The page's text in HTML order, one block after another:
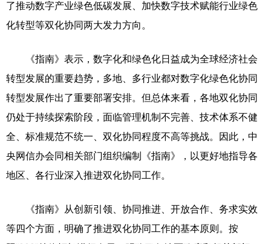
了推动数字产业绿色低碳发展、加快数字技术赋能行业绿色
化转型等双化协同两大发力方向。
《指南》表示，数字化和绿色化日益成为全球经济社会
转型发展的重要趋势，多地、多行业都对数字化绿色化协同
转型发展作出了重要部署安排。但总体来看，各地双化协同
仍处于持续探索阶段，面临管理机制不完善、技术体系不健
全、标准规范不统一、双化协同程度不高等挑战。因此，中
央网信办会同相关部门组织编制《指南》，以更好地指导各
地区、各行业深入推进双化协同工作。
《指南》从创新引领、协同推进、开放合作、务求实效
等四个方面，明确了推进双化协同工作的基本原则。按